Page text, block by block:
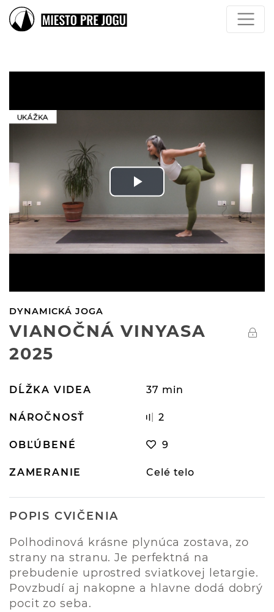
Play
Video
DYNAMICKÁ JOGA
VIANOČNÁ VINYASA
2025
DĹŽKA VIDEA 37 min
NÁROČNOSŤ 2
OBĽÚBENÉ 9
ZAMERANIE Celé telo
POPIS CVIČENIA
Polhodinová krásne plynúca zostava, zo
strany na stranu. Je perfektná na
prebudenie uprostred sviatkovej letargie.
Povzbudí aj nakopne a hlavne dodá dobrý
pocit zo seba.